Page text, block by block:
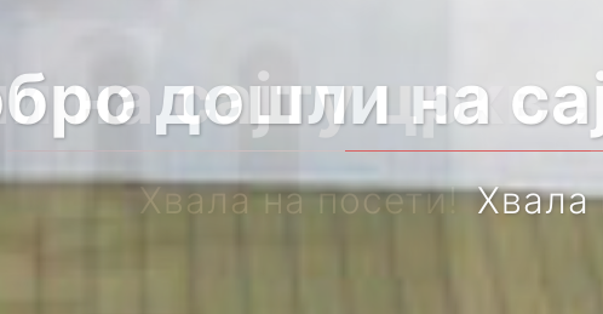
на сајту
Хвала на посети!